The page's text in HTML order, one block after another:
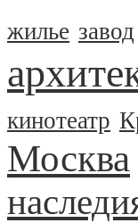
жилье завод
кинотеатр
Москва